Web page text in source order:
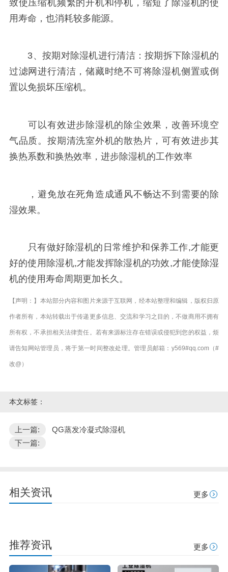
致使压缩机频繁的开机和停机，缩短了除湿机的使
用寿命，也消耗较多能源。
3、按期对除湿机进行清洁：按期拆下除湿机的
过滤网进行清洁，储藏时绝不可将除湿机侧置或倒
置以免损坏压缩机。
可以有效进步除湿机的除尘效果，改善环境空
气品质。按期清洗室外机的散热片，可有效进步其
换热系数和换热效率，进步除湿机的工作效率
，避免放在死角造成通风不畅达不到需要的除
湿效果。
只有做好除湿机的日常维护和保养工作,才能更
好的使用除湿机,才能发挥除湿机的功效,才能使除湿
机的使用寿命周期更加长久。
【声明：】本站部分内容和图片来源于互联网，经本站整理和编辑，版权归原
作者所有，本站转载出于传递更多信息、交流和学习之目的，不做商用不拥有
所有权，不承担相关法律责任。若有来源标注存在错误或侵犯到您的权益，烦
请告知网站管理员，将于第一时间整改处理。管理员邮箱：y569#qq.com（#
改@）
本文标签：
上一篇:
QG蒸发冷凝式除湿机
下一篇:
相关资讯 更多
推荐资讯 更多